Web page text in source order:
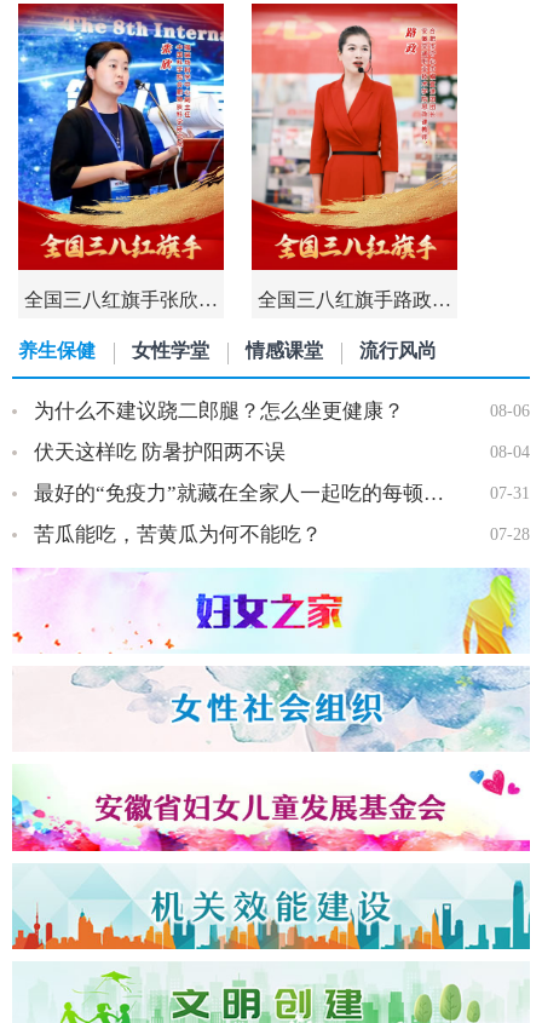
全国三八红旗手张欣… 全国三八红旗手路政…
全国三八红旗手王会知…
全国三八红旗手李丹…
养生保健 女性学堂 情感课堂 流行风尚
08-06
为什么不建议跷二郎腿？怎么坐更健康？
08-04
伏天这样吃 防暑护阳两不误
07-31
最好的“免疫力”就藏在全家人一起吃的每顿饭里…
07-28
苦瓜能吃，苦黄瓜为何不能吃？